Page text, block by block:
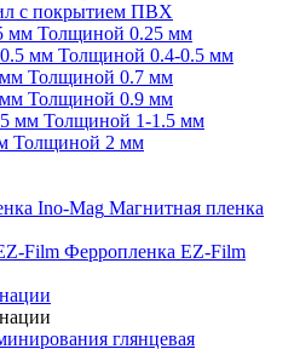
с покрытием ПВХ
Толщиной 0.25 мм
Толщиной 0.4-0.5 мм
Толщиной 0.7 мм
Толщиной 0.9 мм
Толщиной 1-1.5 мм
Толщиной 2 мм
Магнитная пленка
Ферропленка EZ-Film